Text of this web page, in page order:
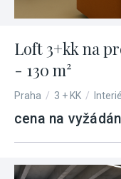
Loft 3+kk na
- 130 m²
Praha / 3 + KK /
cena na